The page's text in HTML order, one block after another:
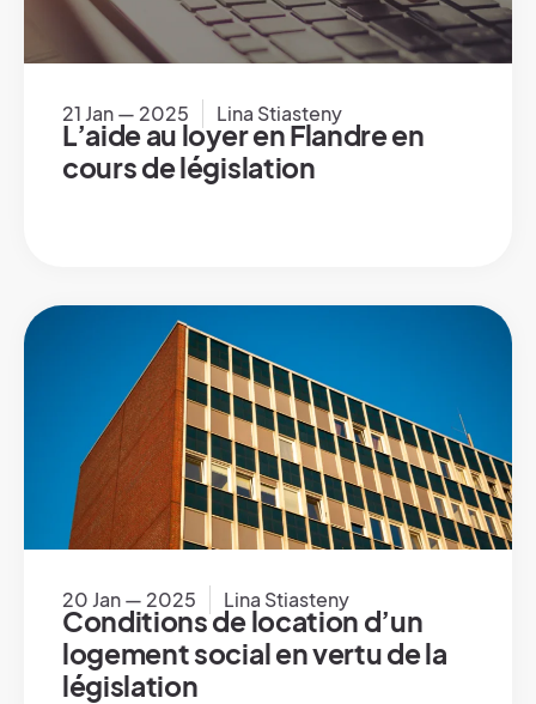
21 Jan — 2025 Lina Stiasteny
L’aide au loyer en Flandre en
cours de législation
20 Jan — 2025 Lina Stiasteny
Conditions de location d’un
logement social en vertu de la
législation